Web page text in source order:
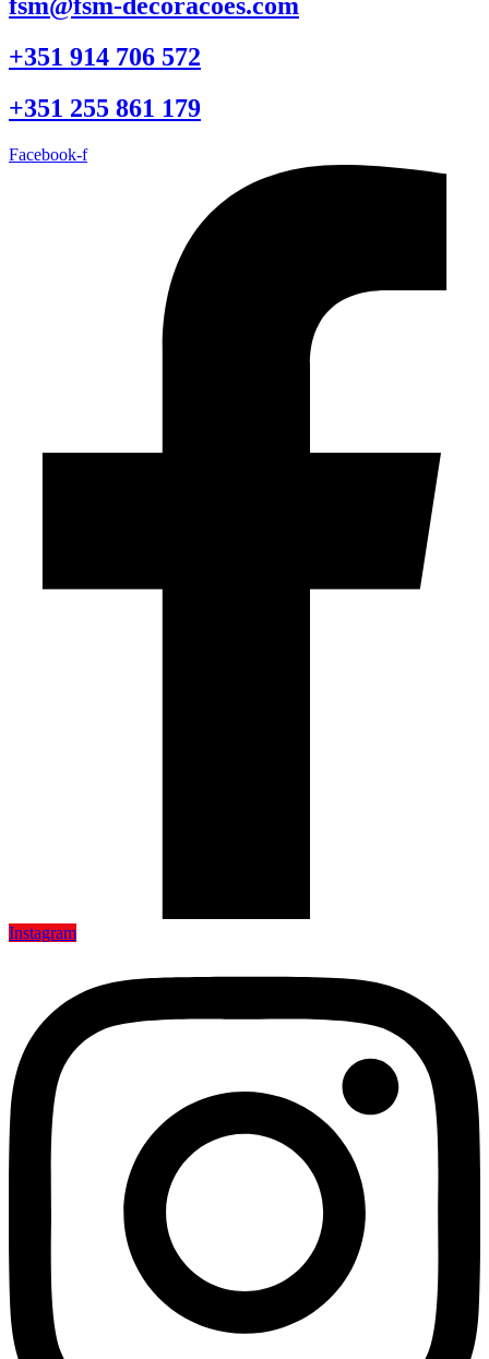
+351 914 706 572
+351 255 861 179
Facebook-f
Instagram